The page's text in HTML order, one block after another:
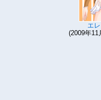
エ
(2009年11